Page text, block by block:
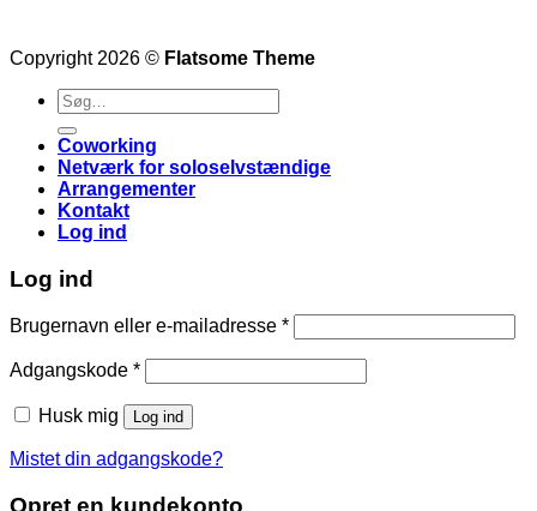
Copyright 2026 © Flatsome Theme
Søg
efter:
Coworking
Netværk for soloselvstændige
Arrangementer
Kontakt
Log ind
Log ind
Brugernavn eller e-mailadresse *Påkrævet
Adgangskode *Påkrævet
Husk mig Log ind
Mistet din adgangskode?
Opret en kundekonto